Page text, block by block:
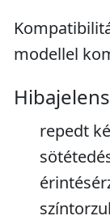
modellel
repedt